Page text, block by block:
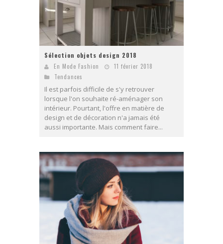
Sélection objets design 2018
En Mode Fashion
11 février 2018
Tendances
Il est parfois difficile de s'y retrouver
lorsque l'on souhaite ré-aménager son
intérieur. Pourtant, l'offre en matière de
design et de décoration n'a jamais été
aussi importante. Mais comment faire...